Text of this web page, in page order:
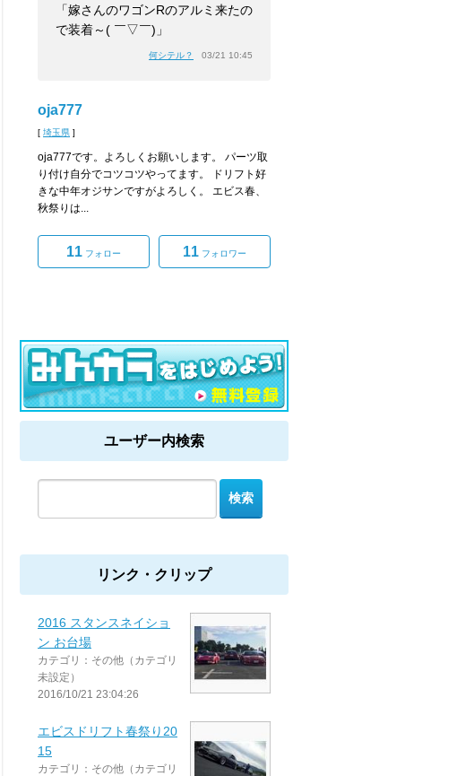
「嫁さんのワゴンRのアルミ来たの
で装着～( ￣▽￣)」
何シテル？ 03/21 10:45
oja777
[ 埼玉県 ]
oja777です。よろしくお願いします。 パーツ取
り付け自分でコツコツやってます。 ドリフト好
きな中年オジサンですがよろしく。 エビス春、
秋祭りは...
11 フォロー 11 フォロワー
ユーザー内検索
リンク・クリップ
2016 スタンスネイショ
ン お台場
カテゴリ：その他（カテゴリ
未設定）
2016/10/21 23:04:26
エビスドリフト春祭り20
15
カテゴリ：その他（カテゴリ